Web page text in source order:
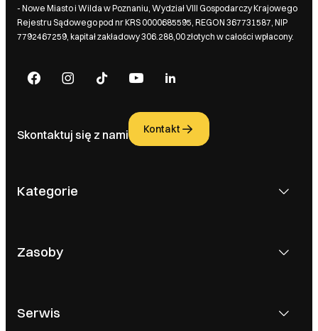
- Nowe Miasto i Wilda w Poznaniu, Wydział VIII Gospodarczy Krajowego
Rejestru Sądowego pod nr KRS 0000685595, REGON 367731587, NIP
7792467259, kapitał zakładowy 306.288,00 złotych w całości wpłacony.
Skontaktuj się z nami Kontakt
Kategorie
Zasoby
Serwis